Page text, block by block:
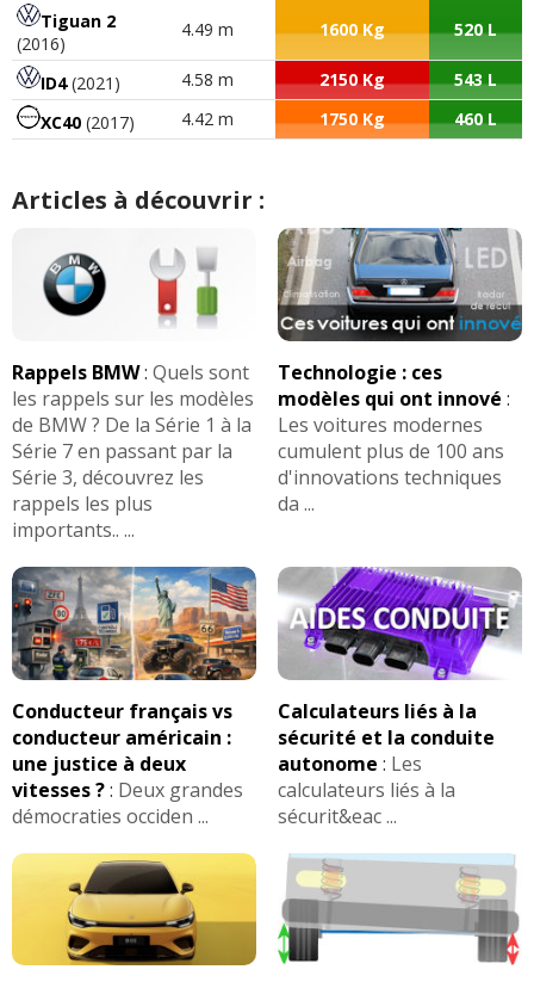
Tiguan 2
(2016)
4.49 m 1600 Kg 520 L
ID4(2021) 4.58 m 2150 Kg
543 L
XC40 (2017) 4.42 m 1750 Kg 460 L
Articles à découvrir :
Rappels BMW: Quels sont
les rappels sur les modèles
de BMW ? De la Série 1 à la
Série 7 en passant par la
Série 3, découvrez les
rappels les plus
importants.. ...
Technologie : ces
modèles qui ont innové :
Les voitures modernes
cumulent plus de 100 ans
d'innovations techniques
da ...
Conducteur français vs
conducteur américain :
une justice à deux
vitesses ?: Deux grandes
démocraties occiden ...
Calculateurs liés à la
sécurité et la conduite
autonome : Les
calculateurs liés à la
sécurit&eac ...